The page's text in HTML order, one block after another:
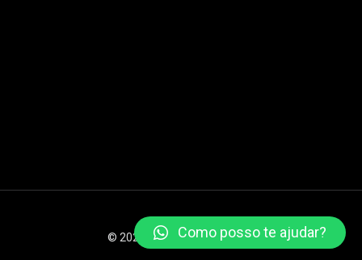
© 2026 XSTEAM Todos os direitos reservados
Como posso te ajudar?